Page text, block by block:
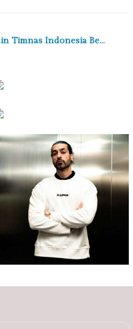
Timnas Indonesia Be…